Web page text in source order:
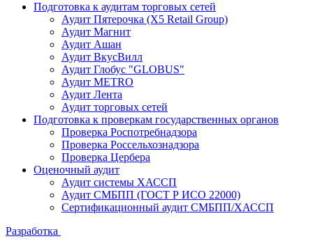
Подготовка к аудитам торговых сетей
Аудит Пятерочка (X5 Retail Group)
Аудит Магнит
Аудит Ашан
Аудит ВкусВилл
Аудит Глобус "GLOBUS"
Аудит METRO
Аудит Лента
Аудит торговых сетей
Подготовка к проверкам государственных органов
Проверка Роспотребнадзора
Проверка Россельхознадзора
Проверка Цербера
Оценочный аудит
Аудит системы ХАССП
Аудит СМБПП (ГОСТ Р ИСО 22000)
Сертификационный аудит СМБПП/ХАССП
Разработка